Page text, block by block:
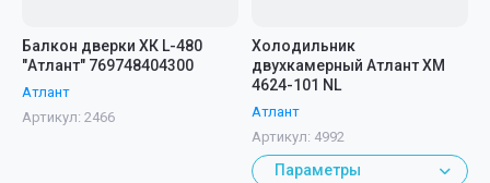
Балкон дверки ХК L-480
"Атлант" 769748404300
Атлант
Артикул: 2466
Холодильник
двухкамерный Атлант ХМ
4624-101 NL
Атлант
Артикул: 4992
Параметры